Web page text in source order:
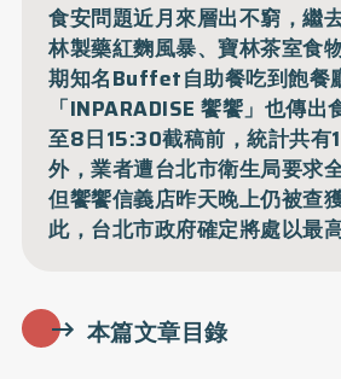
食安問題近月來層出不窮，繼
林製藥紅麴風暴、寶林茶室食
期知名Buffet自助餐吃到飽餐
「INPARADISE 饗饗」也傳出
至8日15:30截稿前，統計共有
外，業者遭台北市衛生局要求
但饗饗信義店昨天晚上仍被查
此，台北市政府確定將處以最
本篇文章目錄